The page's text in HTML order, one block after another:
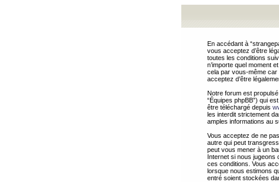
En accédant à
vous acceptez d’être
toutes les conditions
n’importe quel moment
cela par vous-même car
acceptez d’être
Notre forum est propulsé
“Équipes phpBB”) qui
être téléchargé depuis
les interdit strictement
amples informations au
Vous acceptez de ne
autre qui peut
peut vous mener à un
Internet si nous jugeons
ces conditions. Vous
lorsque nous estimons
entré soient stockées